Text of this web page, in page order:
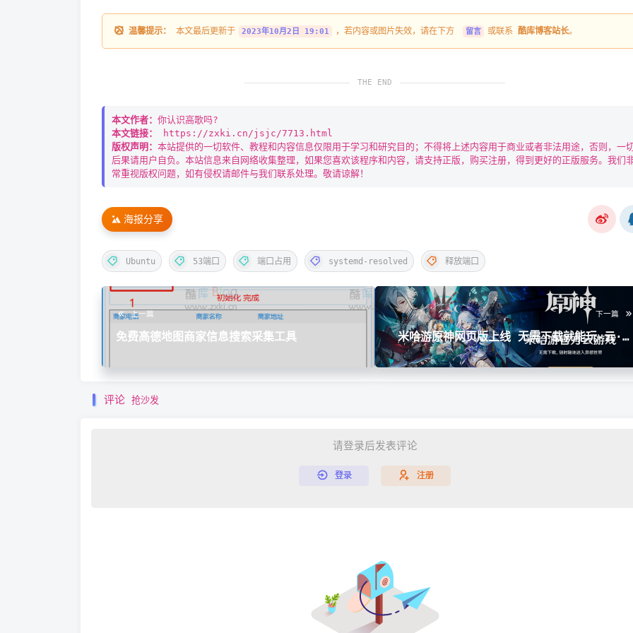
温馨提示： 本文最后更新于 2023年10月2日 19:01 ，若内容或图片失效，请在下方 留言 或联系 酷库博客站长。
THE END
本文作者： 你认识高歌吗?
本文链接：
https://zxki.cn/jsjc/7713.html
版权声明： 本站提供的一切软件、教程和内容信息仅限用于学习和研究目的；不得将上述内容用于商业或者非法用途，否则，一
后果请用户自负。本站信息来自网络收集整理，如果您喜欢该程序和内容，请支持正版，购买注册，得到更好的正版服务。我们
常重视版权问题，如有侵权请邮件与我们联系处理。敬请谅解！
海报分享
Ubuntu 53端口 端口占用 systemd-resolved 释放端口
上一篇
免费高德地图商家信息搜索采集工具
下一篇
米哈游原神网页版上线 无需下载就能玩-云·原
评论 抢沙发
请登录后发表评论
登录 注册